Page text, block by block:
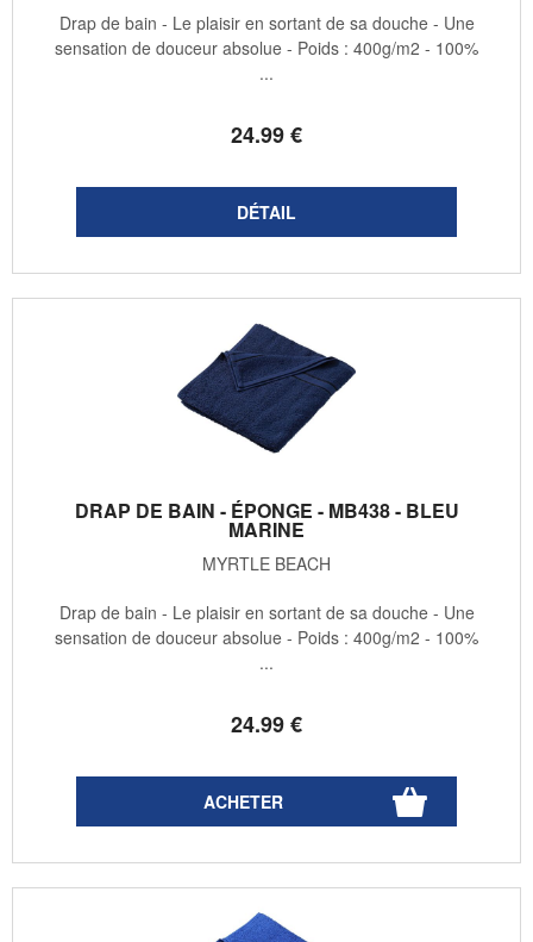
24.99€
Drap de bain - Le plaisir en sortant de sa douche - Une
sensation de douceur absolue - Poids : 400g/m2 - 100%
...
DRAP DE BAIN - ÉPONGE - MB438 - BLEU
MARINE
MYRTLE BEACH
24.99€
Drap de bain - Le plaisir en sortant de sa douche - Une
sensation de douceur absolue - Poids : 400g/m2 - 100%
...